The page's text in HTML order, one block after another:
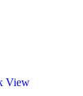
View